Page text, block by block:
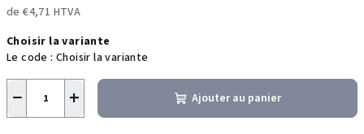
de€4,71 HTVA
de
la
mesure:
Choisir la variante
Le code : Choisir la variante
+
− Ajouter au panier